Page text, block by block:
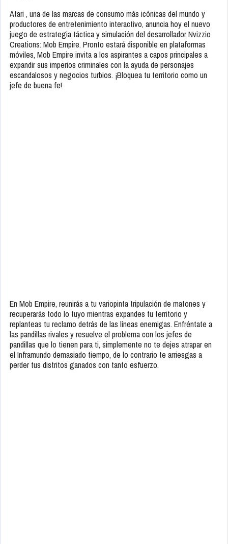
Atari , una de las marcas de consumo más icónicas del mundo y
productores de entretenimiento interactivo, anuncia hoy el nuevo
juego de estrategia táctica y simulación del desarrollador Nvizzio
Creations: Mob Empire. Pronto estará disponible en plataformas
móviles, Mob Empire invita a los aspirantes a capos principales a
expandir sus imperios criminales con la ayuda de personajes
escandalosos y negocios turbios. ¡Bloquea tu territorio como un
jefe de buena fe!
En Mob Empire, reunirás a tu variopinta tripulación de matones y
recuperarás todo lo tuyo mientras expandes tu territorio y
replanteas tu reclamo detrás de las líneas enemigas. Enfréntate a
las pandillas rivales y resuelve el problema con los jefes de
pandillas que lo tienen para ti, simplemente no te dejes atrapar en
el Inframundo demasiado tiempo, de lo contrario te arriesgas a
perder tus distritos ganados con tanto esfuerzo.